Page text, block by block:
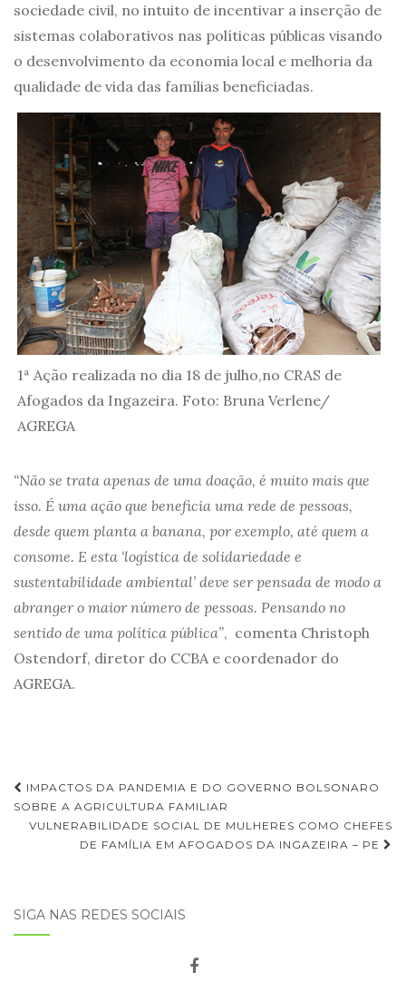
sociedade civil, no intuito de incentivar a inserção de
sistemas colaborativos nas políticas públicas visando
o desenvolvimento da economia local e melhoria da
qualidade de vida das famílias beneficiadas.
1ª Ação realizada no dia 18 de julho,no CRAS de
Afogados da Ingazeira. Foto: Bruna Verlene/
AGREGA
“Não se trata apenas de uma doação, é muito mais que
isso. É uma ação que beneficia uma rede de pessoas,
desde quem planta a banana, por exemplo, até quem a
consome. E esta ‘logística de solidariedade e
sustentabilidade ambiental’ deve ser pensada de modo a
abranger o maior número de pessoas. Pensando no
sentido de uma política pública”, comenta Christoph
Ostendorf, diretor do CCBA e coordenador do
AGREGA.
Navegação
de
IMPACTOS DA PANDEMIA E DO GOVERNO BOLSONARO
SOBRE A AGRICULTURA FAMILIAR
VULNERABILIDADE SOCIAL DE MULHERES COMO CHEFES
DE FAMÍLIA EM AFOGADOS DA INGAZEIRA – PE
SIGA NAS REDES SOCIAIS